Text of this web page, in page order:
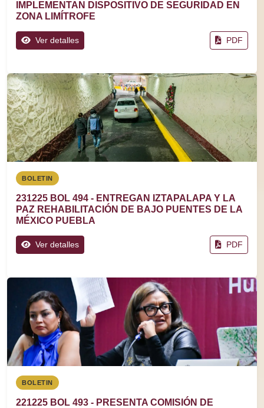
IMPLEMENTAN DISPOSITIVO DE SEGURIDAD EN
ZONA LIMÍTROFE
Ver detalles PDF
BOLETIN
231225 BOL 494 - ENTREGAN IZTAPALAPA Y LA
PAZ REHABILITACIÓN DE BAJO PUENTES DE LA
MÉXICO PUEBLA
Ver detalles PDF
BOLETIN
221225 BOL 493 - PRESENTA COMISIÓN DE